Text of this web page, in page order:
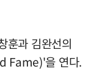
훈과 김완선의
Fame)'을 연다.